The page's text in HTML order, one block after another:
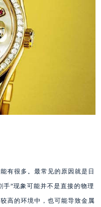
有很多。最常见的原因就是日
”现象可能并不是直接的物理
高的环境中，也可能导致金属